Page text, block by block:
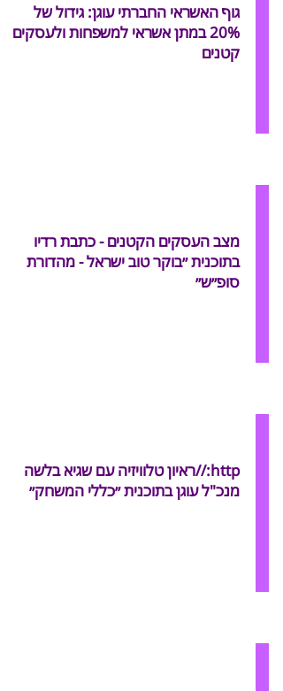
גוף האשראי החברתי עוגן: גידול של
20% במתן אשראי למשפחות ולעסקים
קטנים
מצב העסקים הקטנים - כתבת רדיו
בתוכנית ״בוקר טוב ישראל - מהדורת
סופ״ש״
http://ראיון טלוויזיה עם שגיא בלשה
מנכ"ל עוגן בתוכנית ״כללי המשחק״